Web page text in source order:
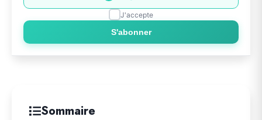
J'accepte
S'abonner
Sommaire